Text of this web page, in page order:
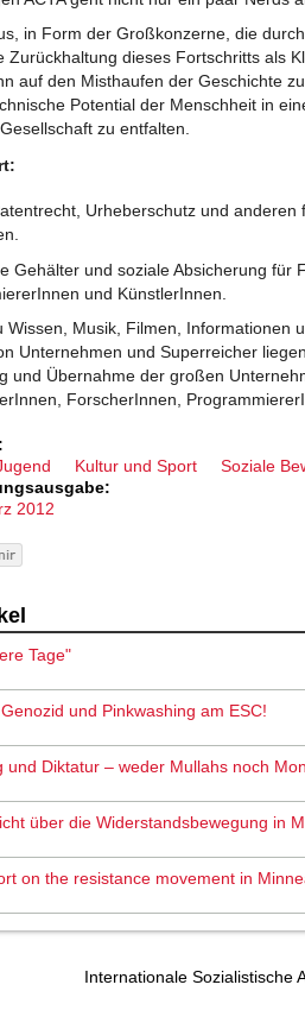
in Form der Großkonzerne, die
Zurückhaltung dieses Fortschritts als
auf den Misthaufen der Geschichte
Potential der Menschheit in
zu entfalten.
Urheberschutz und anderen
Gehälter und soziale Absicherung für
und KünstlerInnen.
Wissen, Musik, Filmen, Informationen
Unternehmen und Superreicher
und Übernahme der großen
ForscherInnen,
Kultur und Sport Soziale
2012
Tage"
und Pinkwashing am ESC!
und Diktatur – weder Mullahs noch
über die Widerstandsbewegung in
on the resistance movement in
Internationale Sozialistische